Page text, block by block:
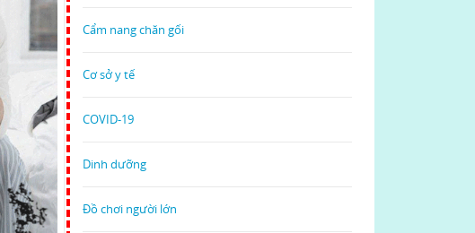
Cẩm nang chăn gối
Cơ sở y tế
COVID-19
Dinh dưỡng
Đồ chơi người lớn